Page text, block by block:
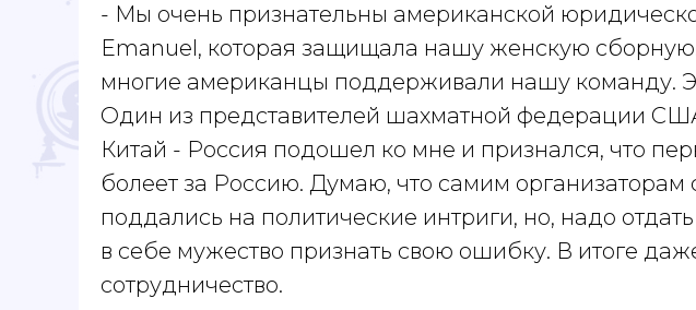
- Мы очень признательны американской
Emanuel, которая защищала нашу женскую
многие американцы поддерживали нашу команду.
Один из представителей шахматной федерации
Китай - Россия подошел ко мне и признался, что
болеет за Россию. Думаю, что самим организаторам
поддались на политические интриги, но, надо
в себе мужество признать свою ошибку. В итоге
сотрудничество.